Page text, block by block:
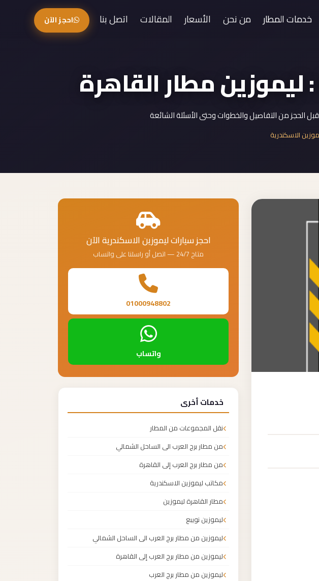
خدمات المطار من نحن الأسعار المقالات اتصل بنا احجز الآن
ليموزين مطار القاهرة
الحجز من التفاصيل والخطوات وحتى الأسئلة الشائعة
الاسكندرية
احجز سيارات ليموزين الاسكندرية الآن
متاح 24/7 — اتصل أو راسلنا على واتساب
01000948802
واتساب
خدمات أخرى
نقل المجموعات من المطار
من مطار برج العرب الى الساحل الشمالي
من مطار برج العرب إلى القاهرة
مكاتب ليموزين الاسكندرية
مطار القاهرة ليموزين
ليموزين نويبع
ليموزين من مطار برج العرب الى الساحل الشمالي
ليموزين من مطار برج العرب إلى القاهرة
ليموزين من مطار برج العرب